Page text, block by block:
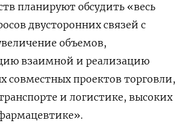
планируют обсудить «весь
двусторонних связей с
объемов,
взаимной и реализацию
совместных проектов торговли,
и логистике, высоких